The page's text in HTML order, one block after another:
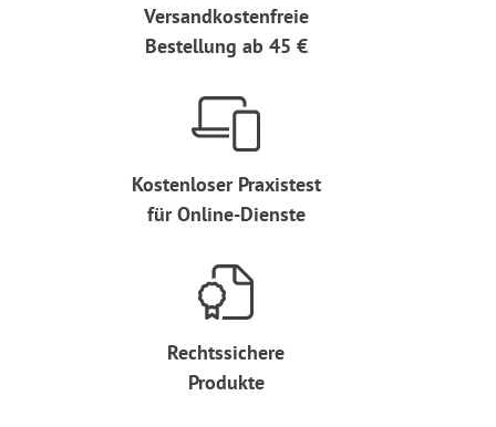
Versandkostenfreie
Bestellung ab 45 €
Kostenloser Praxistest
für Online-Dienste
Rechtssichere
Produkte